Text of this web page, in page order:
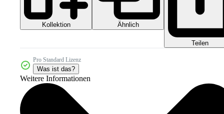
Kollektion Ähnlich
Teilen
Pro Standard Lizenz
Was ist das?
Weitere Informationen